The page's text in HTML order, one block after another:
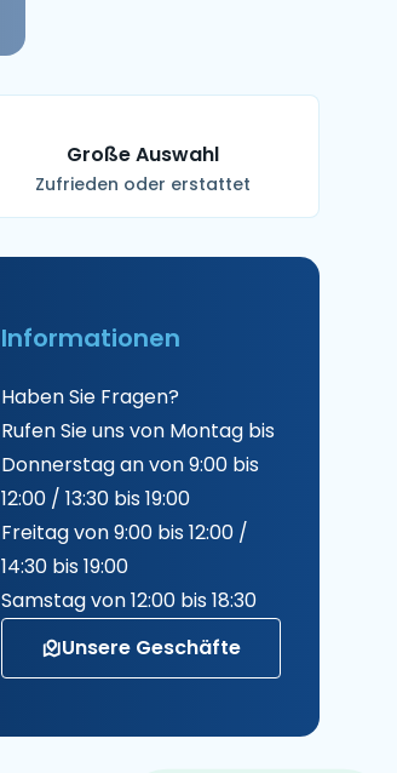
Große Auswahl
Zufrieden oder erstattet
Informationen
Haben Sie Fragen?
Rufen Sie uns von Montag bis
Donnerstag an von 9:00 bis
12:00 / 13:30 bis 19:00
Freitag von 9:00 bis 12:00 /
14:30 bis 19:00
Samstag von 12:00 bis 18:30
Unsere Geschäfte